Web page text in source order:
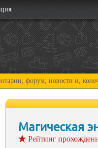
новости и, конечно,
Магическая
Рейтинг